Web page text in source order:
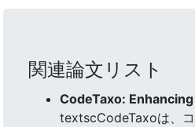
関連論文リスト
CodeTaxo:
textscCodeTaxoは、